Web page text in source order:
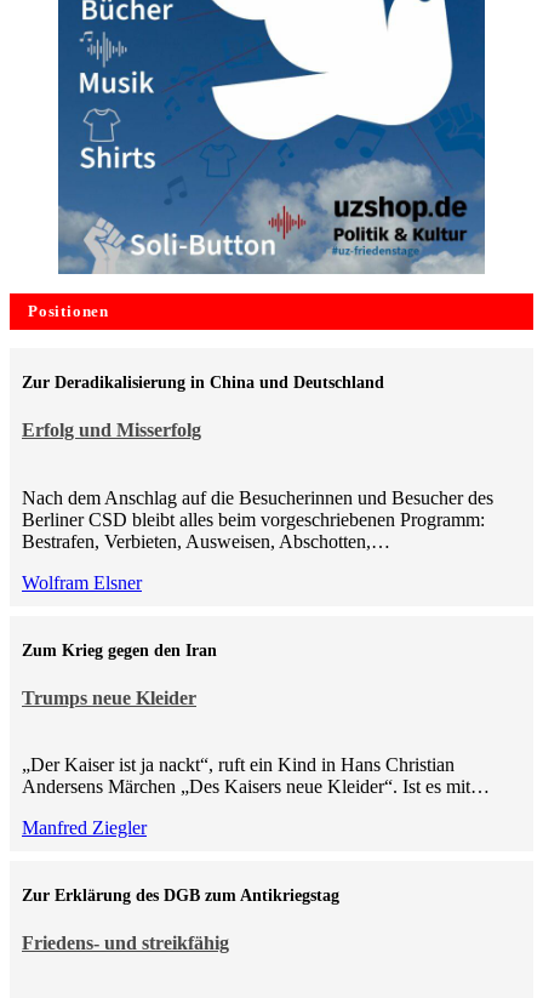
Positionen
Erfolg und Misserfolg
Zur Deradikalisierung in China und Deutschland
Nach dem Anschlag auf die Besucherinnen und Besucher des
Berliner CSD bleibt alles beim vorgeschriebenen Programm:
Bestrafen, Verbieten, Ausweisen, Abschotten,…
Wolfram Elsner
Trumps neue Kleider
Zum Krieg gegen den Iran
„Der Kaiser ist ja nackt“, ruft ein Kind in Hans Christian
Andersens Märchen „Des Kaisers neue Kleider“. Ist es mit…
Manfred Ziegler
Friedens- und streikfähig
Zur Erklärung des DGB zum Antikriegstag